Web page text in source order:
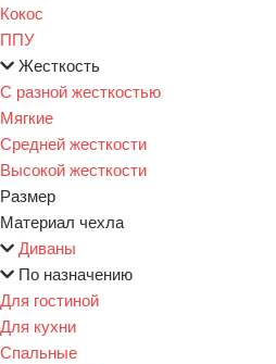
Кокос
ППУ
Жесткость
С разной жесткостью
Мягкие
Средней жесткости
Высокой жесткости
Размер
Материал чехла
Диваны
По назначению
Для гостиной
Для кухни
Спальные